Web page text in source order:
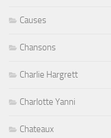
Causes
Chansons
Charlie Hargrett
Charlotte Yanni
Chateaux